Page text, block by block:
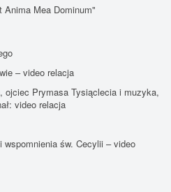
Anima Mea Dominum"
– video relacja
ojciec Prymasa Tysiąclecia i muzyka,
video relacja
św. Cecylii – video